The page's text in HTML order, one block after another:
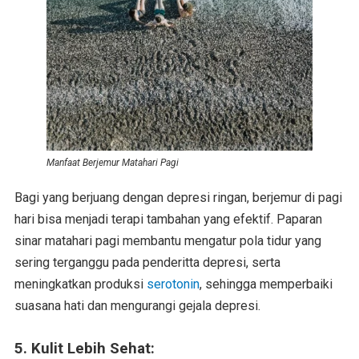
Manfaat Berjemur Matahari Pagi
Bagi yang berjuang dengan depresi ringan, berjemur di pagi
hari bisa menjadi terapi tambahan yang efektif. Paparan
sinar matahari pagi membantu mengatur pola tidur yang
sering terganggu pada penderitta depresi, serta
meningkatkan produksi serotonin, sehingga memperbaiki
suasana hati dan mengurangi gejala depresi.
5. Kulit Lebih Sehat: